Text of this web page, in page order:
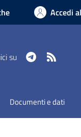
Accedi
su Telegram
Documenti e dati